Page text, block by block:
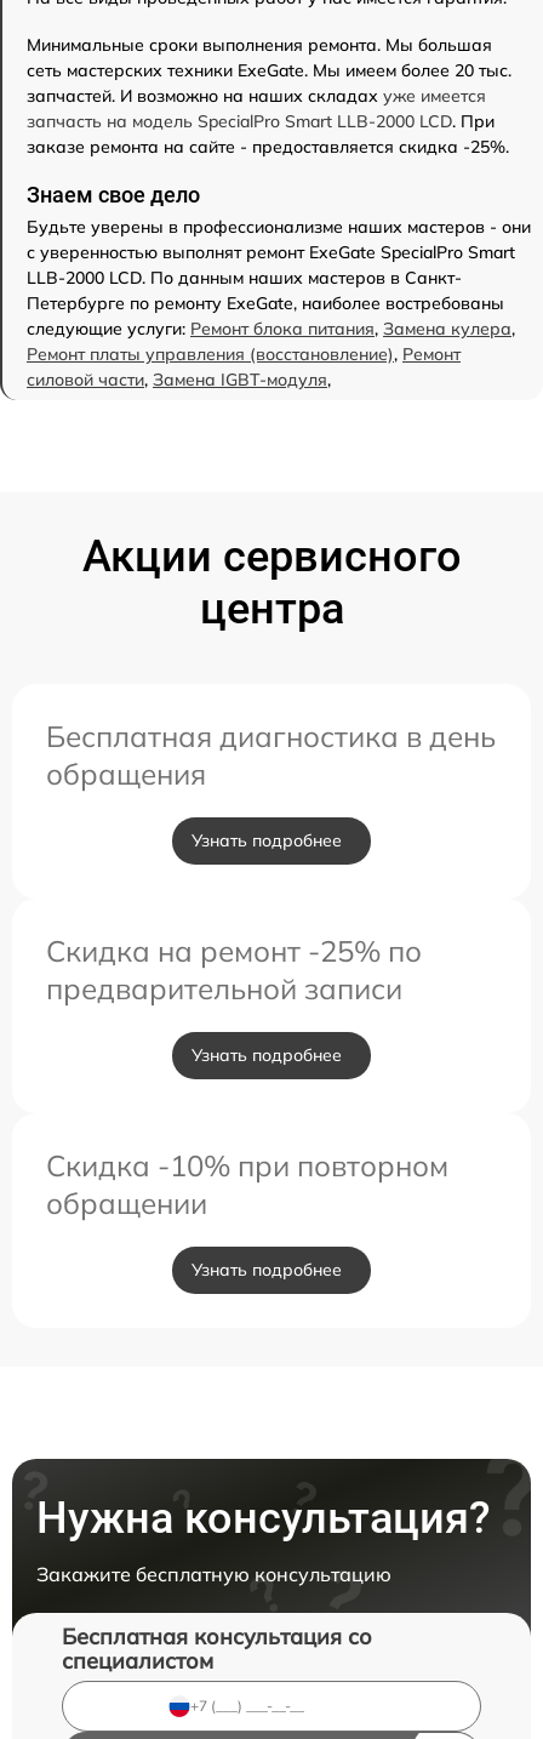
Минимальные сроки выполнения ремонта. Мы большая
сеть мастерских техники ExeGate. Мы имеем более 20 тыс.
запчастей. И возможно на наших складах уже имеется
запчасть на модель SpecialPro Smart LLB-2000 LCD. При
заказе ремонта на сайте - предоставляется скидка -25%.
Знаем свое дело
Будьте уверены в профессионализме наших мастеров - они
с уверенностью выполнят ремонт ExeGate SpecialPro Smart
LLB-2000 LCD. По данным наших мастеров в Санкт-
Петербурге по ремонту ExeGate, наиболее востребованы
следующие услуги: Ремонт блока питания, Замена кулера,
Ремонт платы управления (восстановление), Ремонт
силовой части, Замена IGBT-модуля,
Акции сервисного
центра
Бесплатная диагностика в день
обращения
Узнать подробнее
Скидка на ремонт -25% по
предварительной записи
Узнать подробнее
Скидка -10% при повторном
обращении
Узнать подробнее
Нужна консультация?
Закажите бесплатную консультацию
Бесплатная консультация со
специалистом